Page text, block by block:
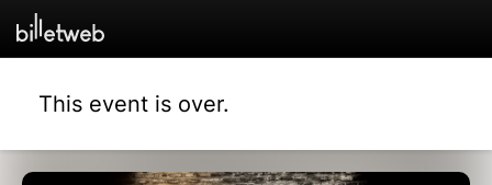
This event is over.